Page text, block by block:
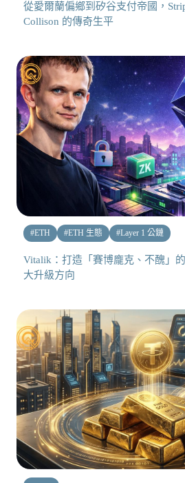
從愛爾蘭偏鄉到矽谷支付帝國，
Collison 的傳奇生平
#ETH #ETH 生態 #Layer 1 公鏈
Vitalik：打造「賽博龐克、不醜」
大升級方向